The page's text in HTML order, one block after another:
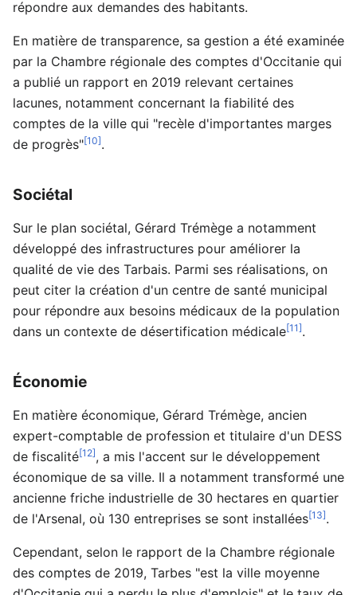
répondre aux demandes des habitants.
En matière de transparence, sa gestion a été examinée
par la Chambre régionale des comptes d'Occitanie qui
a publié un rapport en 2019 relevant certaines
lacunes, notamment concernant la fiabilité des
comptes de la ville qui "recèle d'importantes marges
de progrès"[10].
Sociétal
Sur le plan sociétal, Gérard Trémège a notamment
développé des infrastructures pour améliorer la
qualité de vie des Tarbais. Parmi ses réalisations, on
peut citer la création d'un centre de santé municipal
pour répondre aux besoins médicaux de la population
dans un contexte de désertification médicale[11].
Économie
En matière économique, Gérard Trémège, ancien
expert-comptable de profession et titulaire d'un DESS
de fiscalité[12], a mis l'accent sur le développement
économique de sa ville. Il a notamment transformé une
ancienne friche industrielle de 30 hectares en quartier
de l'Arsenal, où 130 entreprises se sont installées[13].
Cependant, selon le rapport de la Chambre régionale
des comptes de 2019, Tarbes "est la ville moyenne